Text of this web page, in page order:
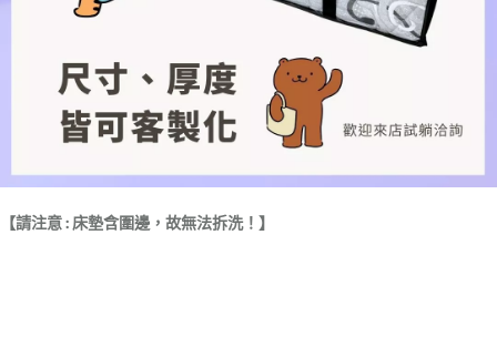
【請注意 : 床墊含圍邊，故無法拆洗！】